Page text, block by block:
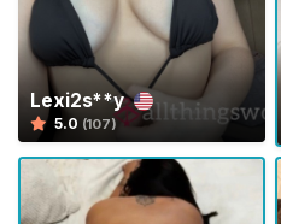
Lexi2s**y
5.0 (107)
A
I
S
>
H
o